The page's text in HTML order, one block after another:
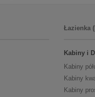
Łazienka
Kabiny i
Kabiny
Kabiny
Kabiny